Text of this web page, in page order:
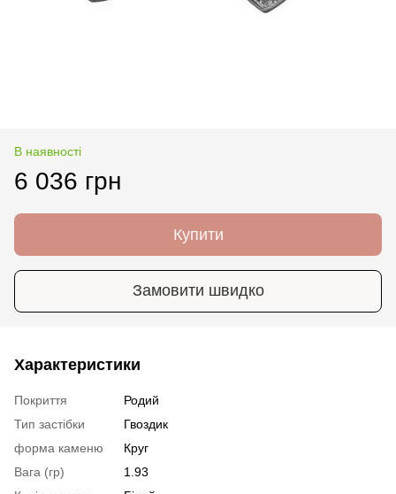
В наявності
6 036 грн
Купити
Замовити швидко
Характеристики
Покриття
Родий
Тип застібки
Гвоздик
форма каменю
Круг
Вага (гр)
1.93